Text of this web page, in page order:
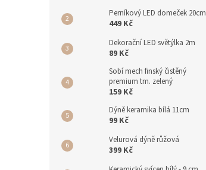
Perníkový LED domeček 20cm
449 Kč
Dekorační LED světýlka 2m
89 Kč
Sobí mech finský čistěný
premium tm. zelený
159 Kč
Dýně keramika bílá 11cm
99 Kč
Velurová dýně růžová
399 Kč